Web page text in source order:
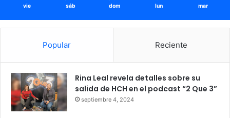
vie sáb dom lun mar
Popular Reciente
Rina Leal revela detalles sobre su
salida de HCH en el podcast “2 Que 3”
septiembre 4, 2024